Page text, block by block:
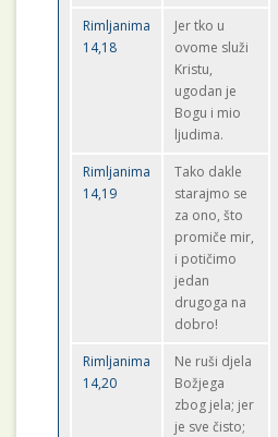
Rimljanima
14,18
Jer tko u
ovome služi
Kristu,
ugodan je
Bogu i mio
ljudima.
Rimljanima
14,19
Tako dakle
starajmo se
za ono, što
promiče mir,
i potičimo
jedan
drugoga na
dobro!
Rimljanima
14,20
Ne ruši djela
Božjega
zbog jela; jer
je sve čisto;